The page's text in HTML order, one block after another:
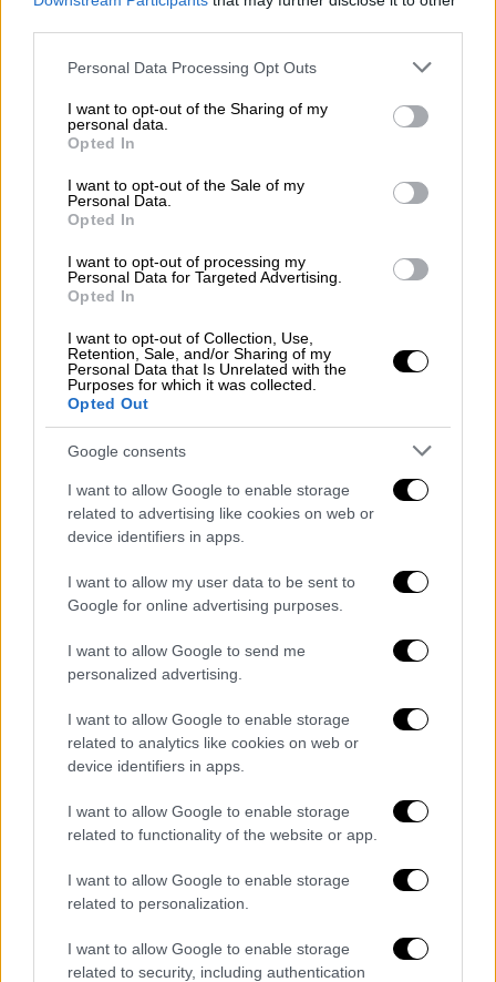
Please note that this website/app uses one or more Google
not limited to your visit or usage behaviour. You may click to
grant or deny consent to Google and its third-party tags to
use your data for below specified purposes in below Google
consent section.
Personal Data Processing Opt Outs
I want to opt-out of the Sharing of my
personal data.
Opted In
I want to opt-out of the Sale of my
Personal Data.
Opted In
I want to opt-out of processing my
Personal Data for Targeted Advertising.
Opted In
I want to opt-out of Collection, Use,
Retention, Sale, and/or Sharing of my
Personal Data that Is Unrelated with the
Purposes for which it was collected.
Opted Out
Google consents
I want to allow Google to enable storage
related to advertising like cookies on web or
device identifiers in apps.
I want to allow my user data to be sent to
Google for online advertising purposes.
I want to allow Google to send me
personalized advertising.
I want to allow Google to enable storage
related to analytics like cookies on web or
device identifiers in apps.
I want to allow Google to enable storage
related to functionality of the website or app.
I want to allow Google to enable storage
related to personalization.
I want to allow Google to enable storage
related to security, including authentication
ανακοίνωσή της η Met
Ελλάδα|08.07.2023 13:43
Κέρκυρα: Ελεύθερος με περιοριστικό
όρο ο 76χρονος ιδιοκτήτης του αλόγου -
Ισχυρίζεται ότι δεν το βασάνισε
Ελλάδα|01.06.2023 18:48